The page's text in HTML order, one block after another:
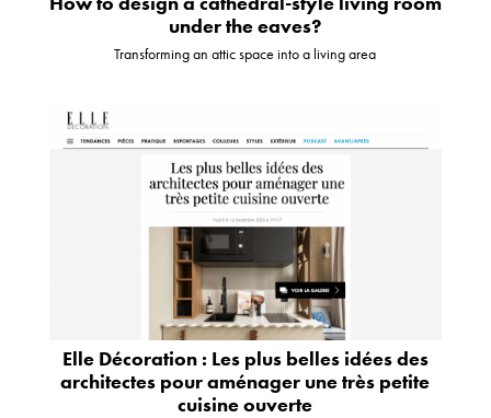
under the eaves?
Transforming an attic space into a living area
Elle Décoration : Les plus belles idées des
architectes pour aménager une très petite
cuisine ouverte